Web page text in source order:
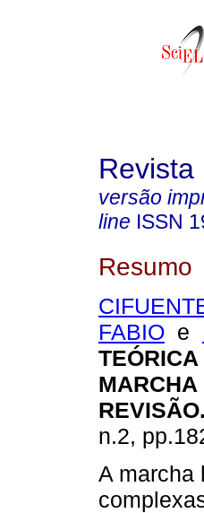
Revista
versão
line ISSN
Resumo
FABIO e
MARCHA
REVISÃO.
n.2,
A marcha